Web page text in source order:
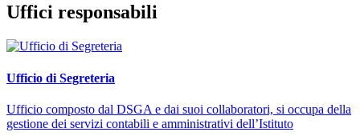
Uffici responsabili
Ufficio di Segreteria
Ufficio composto dal DSGA e dai suoi collaboratori, si occupa della
gestione dei servizi contabili e amministrativi dell’Istituto